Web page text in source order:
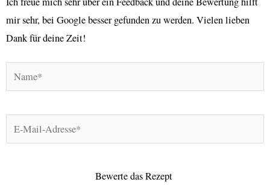
mir sehr, bei Google besser gefunden zu werden. Vielen lieben
Dank für deine Zeit!
Name*
E-
Mail-
Bewerte das Rezept